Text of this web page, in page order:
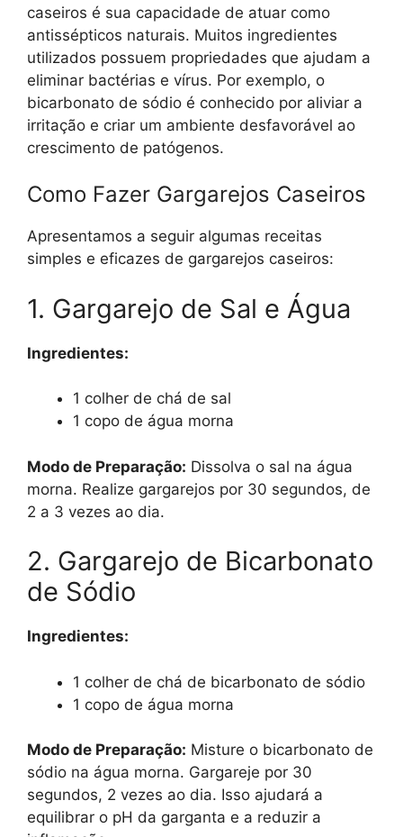
caseiros é sua capacidade de atuar como
antissépticos naturais. Muitos ingredientes
utilizados possuem propriedades que ajudam a
eliminar bactérias e vírus. Por exemplo, o
bicarbonato de sódio é conhecido por aliviar a
irritação e criar um ambiente desfavorável ao
crescimento de patógenos.
Como Fazer Gargarejos Caseiros
Apresentamos a seguir algumas receitas
simples e eficazes de gargarejos caseiros:
1. Gargarejo de Sal e Água
Ingredientes:
1 colher de chá de sal
1 copo de água morna
Modo de Preparação: Dissolva o sal na água
morna. Realize gargarejos por 30 segundos, de
2 a 3 vezes ao dia.
2. Gargarejo de Bicarbonato
de Sódio
Ingredientes:
1 colher de chá de bicarbonato de sódio
1 copo de água morna
Modo de Preparação: Misture o bicarbonato de
sódio na água morna. Gargareje por 30
segundos, 2 vezes ao dia. Isso ajudará a
equilibrar o pH da garganta e a reduzir a